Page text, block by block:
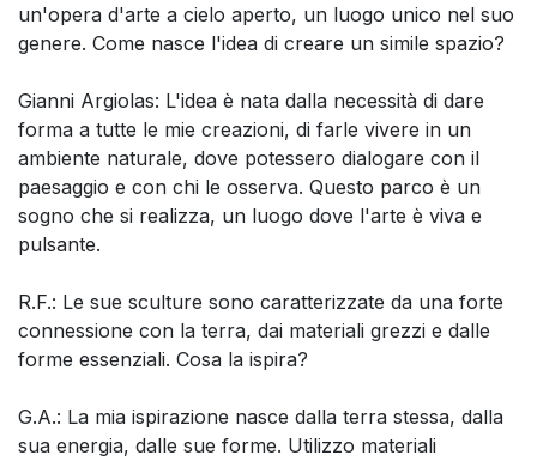
un'opera d'arte a cielo aperto, un luogo unico nel suo
genere. Come nasce l'idea di creare un simile spazio?
Gianni Argiolas: L'idea è nata dalla necessità di dare
forma a tutte le mie creazioni, di farle vivere in un
ambiente naturale, dove potessero dialogare con il
paesaggio e con chi le osserva. Questo parco è un
sogno che si realizza, un luogo dove l'arte è viva e
pulsante.
R.F.: Le sue sculture sono caratterizzate da una forte
connessione con la terra, dai materiali grezzi e dalle
forme essenziali. Cosa la ispira?
G.A.: La mia ispirazione nasce dalla terra stessa, dalla
sua energia, dalle sue forme. Utilizzo materiali